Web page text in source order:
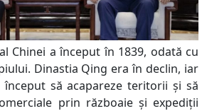
Chinei a început în 1839, odată cu
Dinastia Qing era în declin, iar
să acapareze teritorii și să
prin războaie și expediții